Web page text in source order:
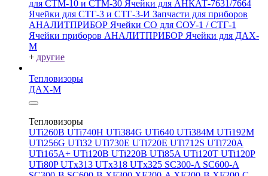
для СТМ-10 и СТМ-30 Ячейки для АНКАТ-7631/7664
Ячейки для СТГ-3 и СТГ-3-И Запчасти для приборов
АНАЛИТПРИБОР Ячейки CO для СОУ-1 / СТГ-1
Ячейки приборов АНАЛИТПРИБОР Ячейки для ДАХ-
М
+ другие
Тепловизоры
ДАХ-М
Тепловизоры
UTi260В UTi740H UTi384G UTi640 UTi384M UTi192M
UTi256G UTi32 UTi730E UTi720E UTi712S UTi720A
UTi165A+ UTi120B UTi220B UTi85A UTi120T UTi120P
UTi80PUTx313 UTx318 UTx325 SC300-A SC600-A